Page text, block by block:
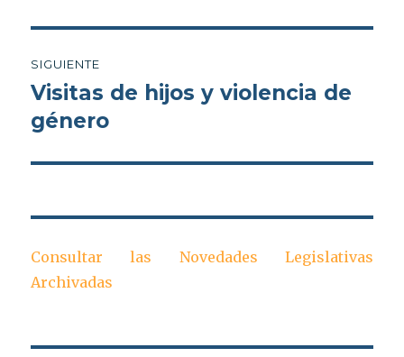
SIGUIENTE
Entrada
siguiente:
Visitas de hijos y violencia de
género
Consultar las Novedades Legislativas
Archivadas